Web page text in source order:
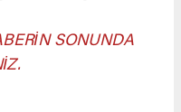
SONUNDA